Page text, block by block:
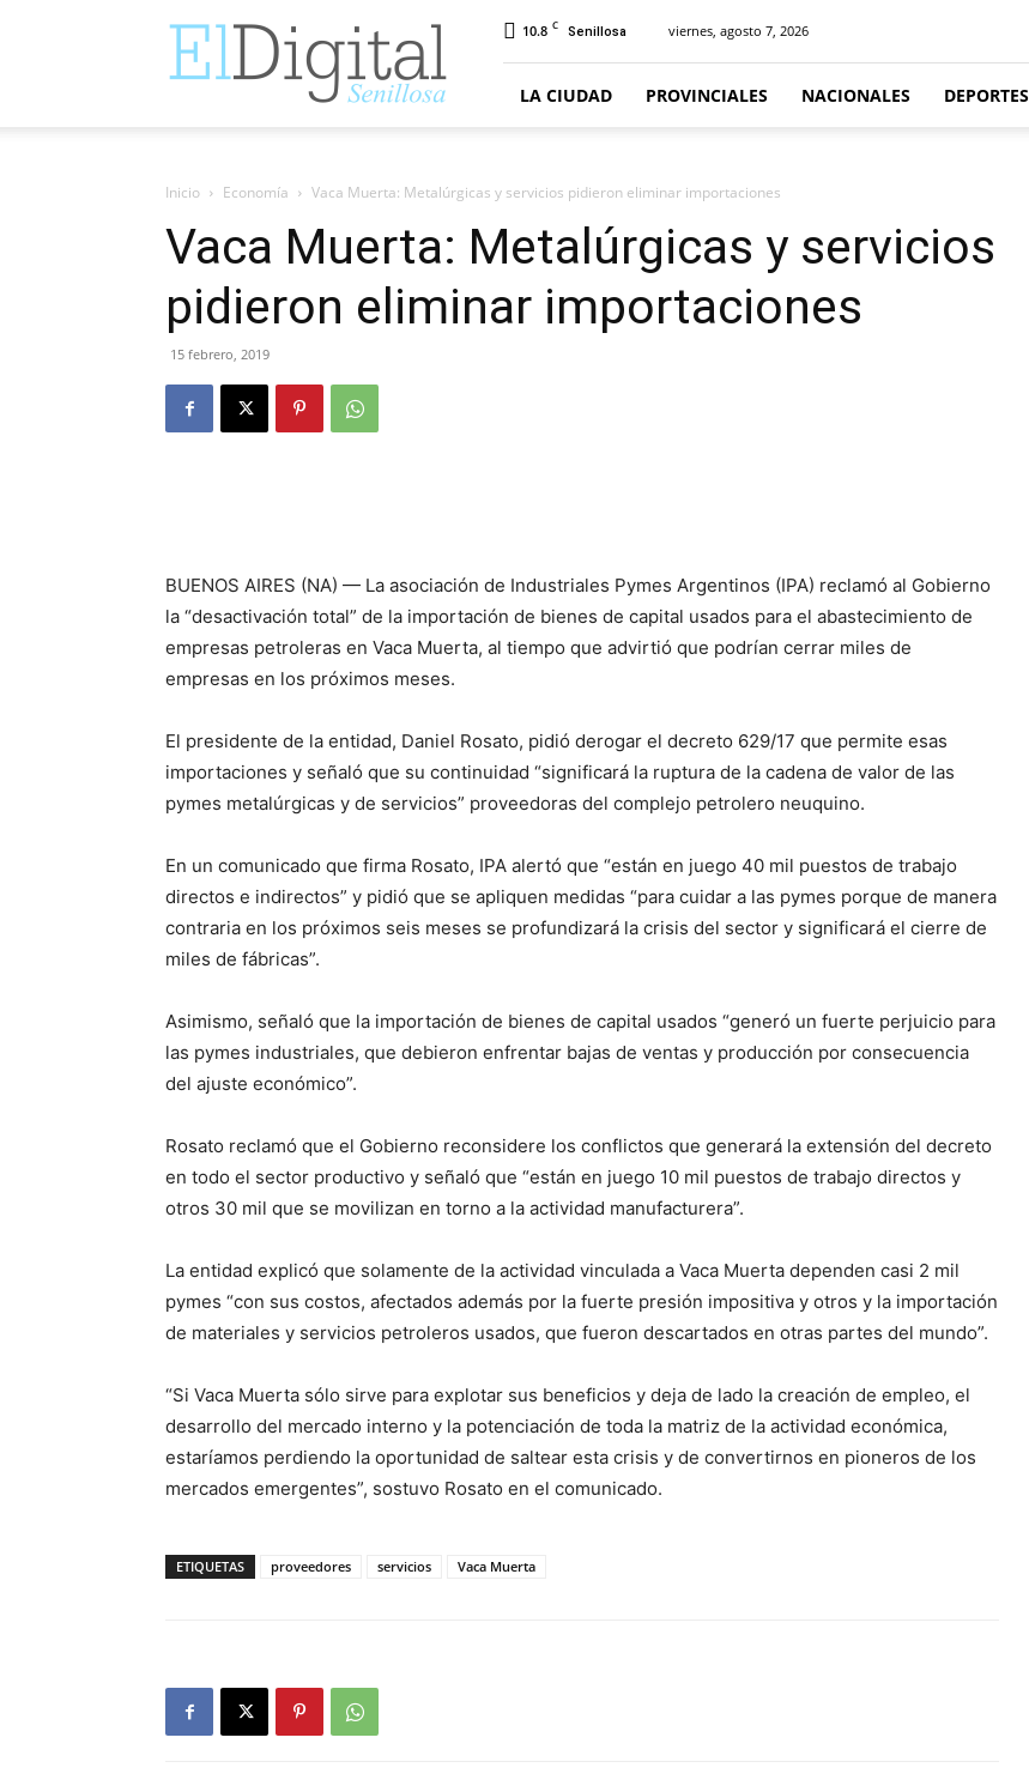
10.8 C Senillosa viernes, agosto 7, 2026
LA CIUDAD PROVINCIALES NACIONALES DEPORTES
Inicio Economía Vaca Muerta: Metalúrgicas y servicios pidieron eliminar importaciones
Vaca Muerta: Metalúrgicas y servicios
pidieron eliminar importaciones
15 febrero, 2019
BUENOS AIRES (NA) — La asociación de Industriales Pymes Argentinos (IPA) reclamó al Gobierno
la “desactivación total” de la importación de bienes de capital usados para el abastecimiento de
empresas petroleras en Vaca Muerta, al tiempo que advirtió que podrían cerrar miles de
empresas en los próximos meses.
El presidente de la entidad, Daniel Rosato, pidió derogar el decreto 629/17 que permite esas
importaciones y señaló que su continuidad “significará la ruptura de la cadena de valor de las
pymes metalúrgicas y de servicios” proveedoras del complejo petrolero neuquino.
En un comunicado que firma Rosato, IPA alertó que “están en juego 40 mil puestos de trabajo
directos e indirectos” y pidió que se apliquen medidas “para cuidar a las pymes porque de manera
contraria en los próximos seis meses se profundizará la crisis del sector y significará el cierre de
miles de fábricas”.
Asimismo, señaló que la importación de bienes de capital usados “generó un fuerte perjuicio para
las pymes industriales, que debieron enfrentar bajas de ventas y producción por consecuencia
del ajuste económico”.
Rosato reclamó que el Gobierno reconsidere los conflictos que generará la extensión del decreto
en todo el sector productivo y señaló que “están en juego 10 mil puestos de trabajo directos y
otros 30 mil que se movilizan en torno a la actividad manufacturera”.
La entidad explicó que solamente de la actividad vinculada a Vaca Muerta dependen casi 2 mil
pymes “con sus costos, afectados además por la fuerte presión impositiva y otros y la importación
de materiales y servicios petroleros usados, que fueron descartados en otras partes del mundo”.
“Si Vaca Muerta sólo sirve para explotar sus beneficios y deja de lado la creación de empleo, el
desarrollo del mercado interno y la potenciación de toda la matriz de la actividad económica,
estaríamos perdiendo la oportunidad de saltear esta crisis y de convertirnos en pioneros de los
mercados emergentes”, sostuvo Rosato en el comunicado.
ETIQUETAS proveedores servicios Vaca Muerta